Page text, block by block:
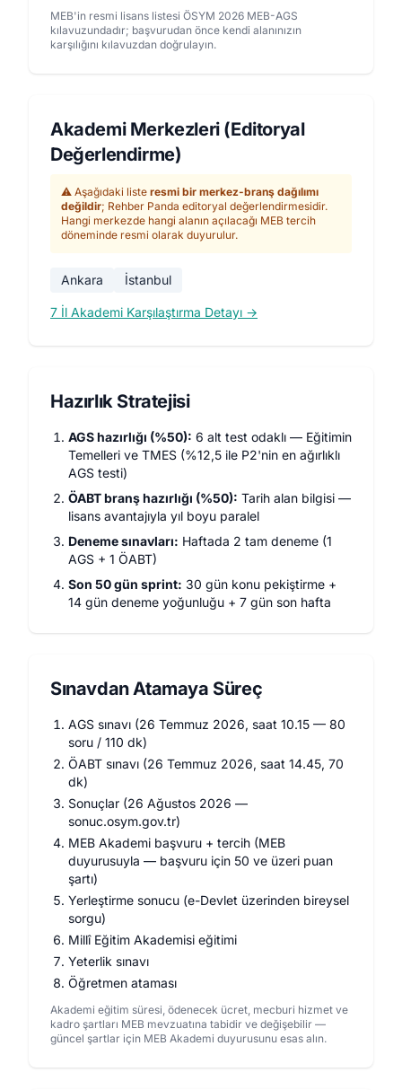
MEB'in resmi lisans listesi ÖSYM 2026 MEB-AGS
kılavuzundadır; başvurudan önce kendi alanınızın
karşılığını kılavuzdan doğrulayın.
Akademi Merkezleri (Editoryal
Değerlendirme)
⚠️ Aşağıdaki liste resmi bir merkez-branş dağılımı
değildir; Rehber Panda editoryal değerlendirmesidir.
Hangi merkezde hangi alanın açılacağı MEB tercih
döneminde resmi olarak duyurulur.
Ankara İstanbul
7 İl Akademi Karşılaştırma Detayı →
Hazırlık Stratejisi
AGS hazırlığı (%50): 6 alt test odaklı — Eğitimin
Temelleri ve TMES (%12,5 ile P2'nin en ağırlıklı
AGS testi)
ÖABT branş hazırlığı (%50): Tarih alan bilgisi —
lisans avantajıyla yıl boyu paralel
Deneme sınavları: Haftada 2 tam deneme (1
AGS + 1 ÖABT)
Son 50 gün sprint: 30 gün konu pekiştirme +
14 gün deneme yoğunluğu + 7 gün son hafta
Sınavdan Atamaya Süreç
AGS sınavı (26 Temmuz 2026, saat 10.15 — 80
soru / 110 dk)
ÖABT sınavı (26 Temmuz 2026, saat 14.45, 70
dk)
Sonuçlar (26 Ağustos 2026 —
sonuc.osym.gov.tr)
MEB Akademi başvuru + tercih (MEB
duyurusuyla — başvuru için 50 ve üzeri puan
şartı)
Yerleştirme sonucu (e-Devlet üzerinden bireysel
sorgu)
Millî Eğitim Akademisi eğitimi
Yeterlik sınavı
Öğretmen ataması
Akademi eğitim süresi, ödenecek ücret, mecburi hizmet ve
kadro şartları MEB mevzuatına tabidir ve değişebilir —
güncel şartlar için MEB Akademi duyurusunu esas alın.